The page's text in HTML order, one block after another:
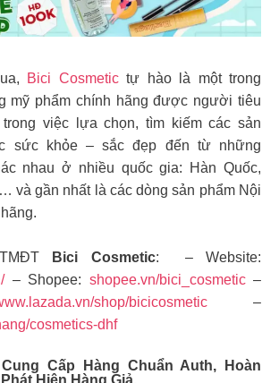
Bici Cosmetictự hào là một trong
mỹ phẩm chính hãng được người tiêu
việc lựa chọn, tìm kiếm các sản
sức khỏe – sắc đẹp đến từ những
nhau ở nhiều quốc gia: Hàn Quốc,
và gần nhất là các dòng sản phẩm Nội
Bici Cosmetic: – Website:
– Shopee: shopee.vn/bici_cosmetic–
shop/bicicosmetic–
cosmetics-dhf
Cấp Hàng Chuẩn Auth, Hoàn
Hiện Hàng Giả.